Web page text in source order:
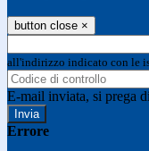
button close ×
all'indirizzo indicato con le
E-mail inviata, si prega
Errore